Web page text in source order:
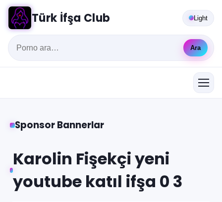
Türk İfşa Club
Ara
Light
Sponsor Bannerlar
Karolin Fişekçi yeni
youtube katıl ifşa 0 3